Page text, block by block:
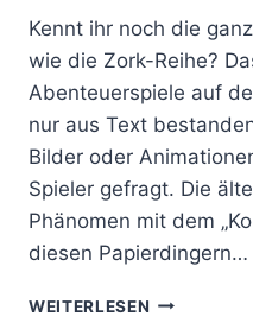
Kennt ihr noch die
wie die Zork-Reihe?
Abenteuerspiele auf
nur aus Text
Bilder oder
Spieler gefragt. Die
Phänomen mit dem
diesen Papierdingern…
WEITERLESEN AI